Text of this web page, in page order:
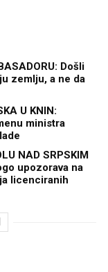
Došli
zemlju, a ne da
U KNIN:
ministra
NAD SRPSKIM
upozorava na
licenciranih